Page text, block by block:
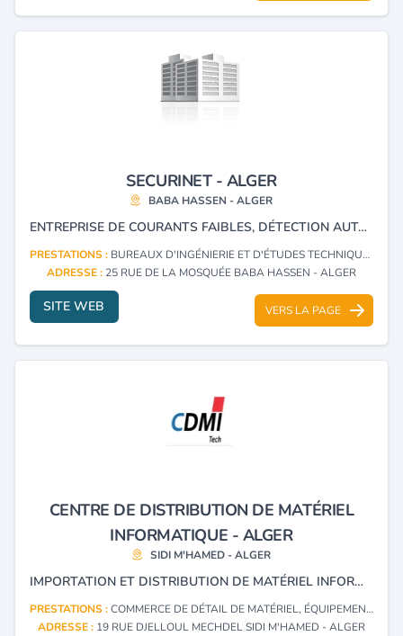
SECURINET - ALGER
BABA HASSEN - ALGER
ENTREPRISE DE COURANTS FAIBLES, DÉTECTION AUTOMATIQUE INCENDIE, CONTRÔLE D’ACCÈS, DOMOTIQUE, INTERPHONIE DE SÉCURITÉ ET VIDÉOSURVEILLANCE.
PRESTATIONS : BUREAUX D'INGÉNIERIE ET D'ÉTUDES TECHNIQUES
ADRESSE : 25 RUE DE LA MOSQUÉE BABA HASSEN - ALGER
SITE WEB VERS LA PAGE
CENTRE DE DISTRIBUTION DE MATÉRIEL
INFORMATIQUE - ALGER
SIDI M'HAMED - ALGER
IMPORTATION ET DISTRIBUTION DE MATÉRIEL INFORMATIQUE ET DE SÉCURITÉ.
PRESTATIONS :COMMERCE DE DÉTAIL DE MATÉRIEL, ÉQUIPEMENTS ET FOURNITURES DE PROTECTION ET DE SÉCURITÉ, LEURS PIÈCES DÉTACHÉES ET ACCESSOIRES
ADRESSE : 19 RUE DJELLOUL MECHDEL SIDI M'HAMED - ALGER